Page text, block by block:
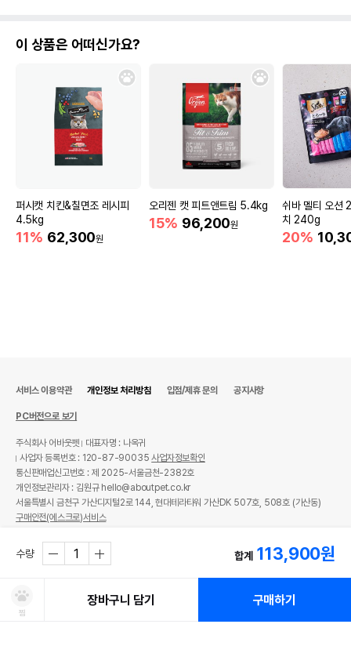
이 상품은 어떠신가요?
퍼시캣 치킨&칠면조 레시피
4.5kg
11% 62,300원
오리젠 캣 피트앤트림 5.4kg
15% 96,200원
쉬바 멜티 오션
치 240g
20%
수량 합계 113,900원
찜
장바구니 담기 구매하기
서비스 이용약관 개인정보 처리방침 입점/제휴 문의 공지사항
PC버전으로 보기
주식회사 어바웃펫
대표자명 : 나옥귀
사업자 등록번호 : 120-87-90035사업자정보확인
통신판매업신고번호 : 제 2025-서울금천-2382호
개인정보관리자 : 김원규 hello@aboutpet.co.kr
서울특별시 금천구 가산디지털2로 144, 현대테라타워 가산DK 507호, 508호 (가산동)
구매안전(에스크로)서비스